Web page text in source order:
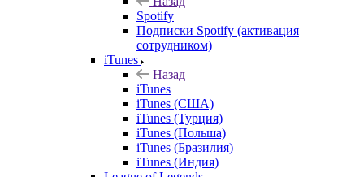
Spotify
Подписки Spotify (активация
сотрудником)
iTunes
Назад
iTunes
iTunes (США)
iTunes (Турция)
iTunes (Польша)
iTunes (Бразилия)
iTunes (Индия)